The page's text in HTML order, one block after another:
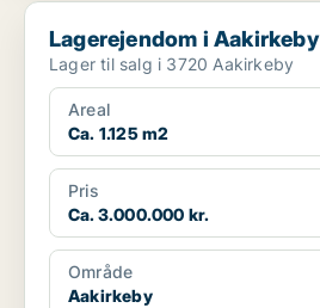
Lagerejendom i Aakirkeby
Lagerejendom i Aakirkeby
Lager til salg i 3720 Aakirkeby
Areal
Ca. 1.125 m2
Pris
Ca. 3.000.000 kr.
Område
Aakirkeby